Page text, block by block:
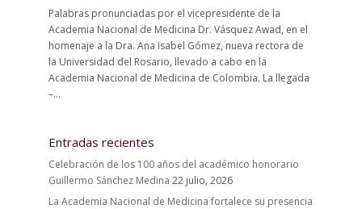
Palabras pronunciadas por el vicepresidente de la
Academia Nacional de Medicina Dr. Vásquez Awad, en el
homenaje a la Dra. Ana Isabel Gómez, nueva rectora de
la Universidad del Rosario, llevado a cabo en la
Academia Nacional de Medicina de Colombia. La llegada
–...
Entradas recientes
Celebración de los 100 años del académico honorario
Guillermo Sánchez Medina 22 julio, 2026
La Academia Nacional de Medicina fortalece su presencia